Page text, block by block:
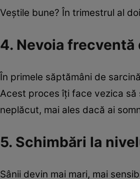
Veștile bune? În trimestrul al
4. Nevoia frecventă
În primele săptămâni de
Acest proces îți face vezica să
neplăcut, mai ales dacă ai
5. Schimbări la
Sânii devin mai mari, mai